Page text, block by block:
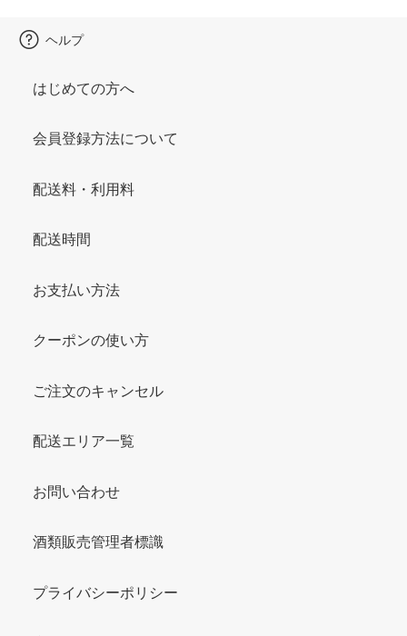
ヘルプ
はじめての方へ
会員登録方法について
配送料・利用料
配送時間
お支払い方法
クーポンの使い方
ご注文のキャンセル
配送エリア一覧
お問い合わせ
酒類販売管理者標識
プライバシーポリシー